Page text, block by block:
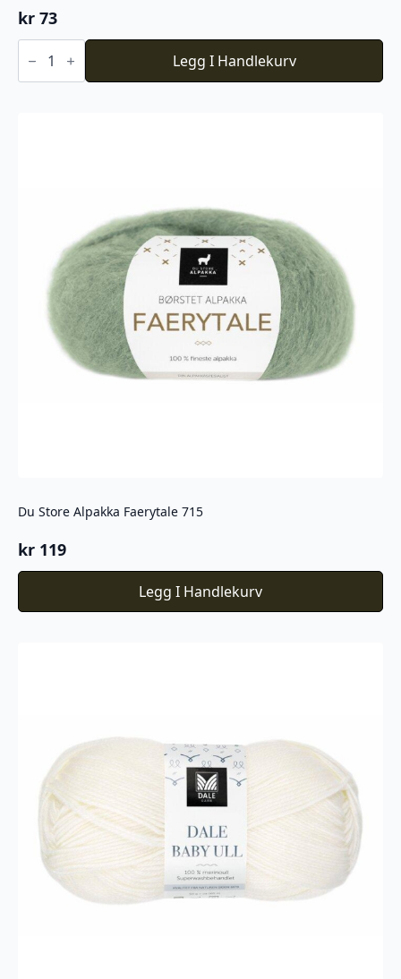
kr 73
6043
PK
Baby
Legg I Handlekurv
Du Store Alpakka Faerytale 715
kr 119
Legg I Handlekurv